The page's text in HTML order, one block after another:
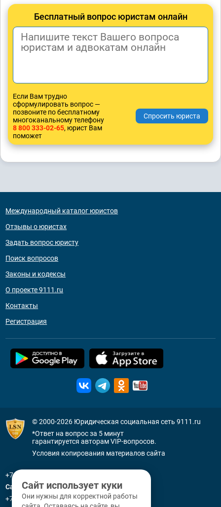
Бесплатный вопрос юристам онлайн
Если Вам трудно
сформулировать вопрос —
позвоните по бесплатному
многоканальному телефону
8 800 333-02-65, юрист Вам
поможет
Международный каталог юристов
Отзывы о юристах
Задать вопрос юристу
Поиск вопросов
Законы и кодексы
О проекте 9111.ru
Контакты
Регистрация
© 2000-2026 Юридическая социальная сеть 9111.ru
*Ответ на вопрос за 5 минут
гарантируется авторам VIP-вопросов.
Условия копирования материалов сайта
+7 (800) 505-91-11
Санкт-Петербург
+7 (812) 336-92-64
Сайт использует куки
Они нужны для корректной работы